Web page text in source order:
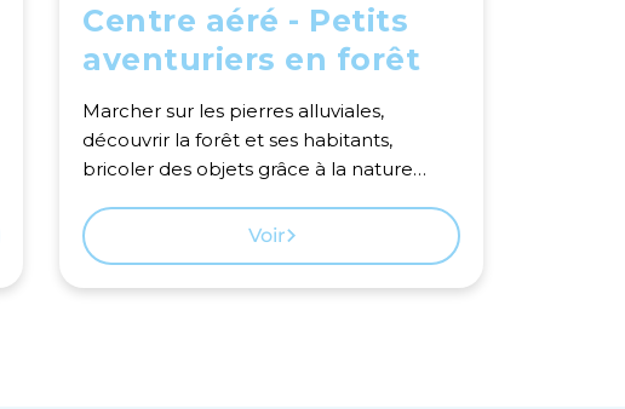
Centre aéré - Petits
aventuriers en forêt
Marcher sur les pierres alluviales,
découvrir la forêt et ses habitants,
bricoler des objets grâce à la nature…
Voir